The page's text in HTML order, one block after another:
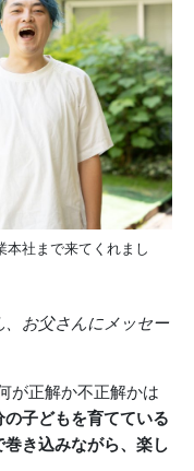
本社まで来てくれまし
お父さんにメッセー
が正解か不正解かは
子どもを育てている
き込みながら、楽し